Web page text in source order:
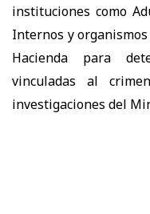
instituciones como
Internos y
Hacienda para
vinculadas al
investigaciones del